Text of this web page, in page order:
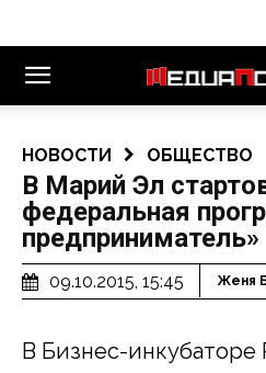
НОВОСТИ ОБЩЕСТВО
В Марий Эл
федеральная
предприниматель»
09.10.2015, 15:45 Женя
В Бизнес-инкубаторе